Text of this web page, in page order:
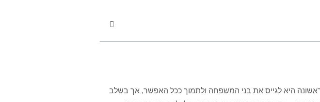
היא לגייס את בני המשפחה ולתמוך ככל האפשר, אך בשלב